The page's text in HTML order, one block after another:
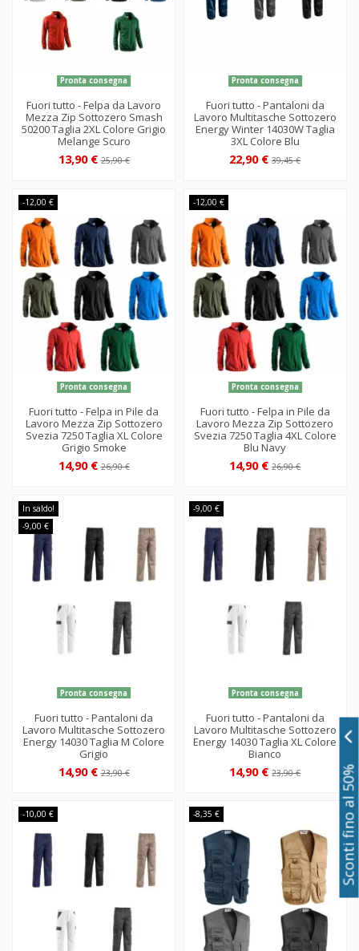
Pronta consegna
Fuori tutto - Felpa da Lavoro
Mezza Zip Sottozero Smash
50200 Taglia 2XL Colore Grigio
Melange Scuro
13,90 €25,90 €
Pronta consegna
Fuori tutto - Pantaloni da
Lavoro Multitasche Sottozero
Energy Winter 14030W Taglia
3XL Colore Blu
22,90 €39,45 €
-12,00 €
Pronta consegna
Fuori tutto - Felpa in Pile da
Lavoro Mezza Zip Sottozero
Svezia 7250 Taglia XL Colore
Grigio Smoke
14,90 €26,90 €
-12,00 €
Pronta consegna
Fuori tutto - Felpa in Pile da
Lavoro Mezza Zip Sottozero
Svezia 7250 Taglia 4XL Colore
Blu Navy
14,90 €26,90 €
In saldo!
-9,00 €
Pronta consegna
Fuori tutto - Pantaloni da
Lavoro Multitasche Sottozero
Energy 14030 Taglia M Colore
Grigio
14,90 €23,90 €
-9,00 €
Pronta consegna
Fuori tutto - Pantaloni da
Lavoro Multitasche Sottozero
Energy 14030 Taglia XL Colore
Bianco
14,90 €23,90 €
-10,00 € -8,35 € Sconti fino al 50%